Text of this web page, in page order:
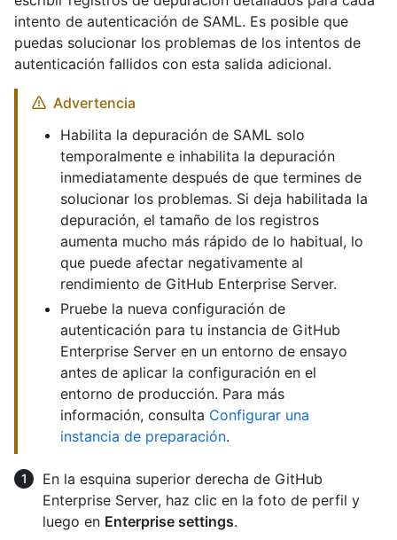
intento de autenticación de SAML. Es posible que
puedas solucionar los problemas de los intentos de
autenticación fallidos con esta salida adicional.
Advertencia
Habilita la depuración de SAML solo
temporalmente e inhabilita la depuración
inmediatamente después de que termines de
solucionar los problemas. Si deja habilitada la
depuración, el tamaño de los registros
aumenta mucho más rápido de lo habitual, lo
que puede afectar negativamente al
rendimiento de GitHub Enterprise Server.
Pruebe la nueva configuración de
autenticación para tu instancia de GitHub
Enterprise Server en un entorno de ensayo
antes de aplicar la configuración en el
entorno de producción. Para más
información, consulta Configurar una
instancia de preparación.
En la esquina superior derecha de GitHub
Enterprise Server, haz clic en la foto de perfil y
luego en Enterprise settings.